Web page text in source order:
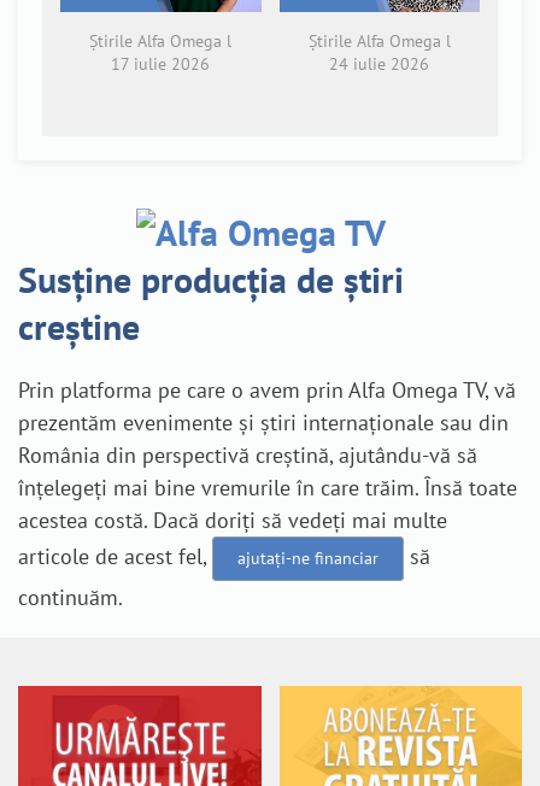
Știrile Alfa Omega l
17 iulie 2026
Știrile Alfa Omega l
24 iulie 2026
Susține producția de știri
creștine
Prin platforma pe care o avem prin Alfa Omega TV, vă
prezentăm evenimente și știri internaționale sau din
România din perspectivă creștină, ajutându-vă să
înțelegeți mai bine vremurile în care trăim. Însă toate
acestea costă. Dacă doriți să vedeți mai multe
articole de acest fel,
ajutați-ne financiar
să
continuăm.